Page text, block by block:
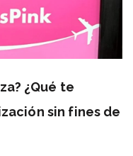
¿Qué te
sin fines de